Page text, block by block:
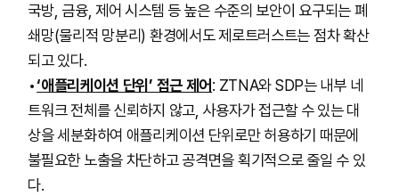
국방, 금융, 제어 시스템 등 높은 수준의 보안이 요구되는 폐
쇄망(물리적 망분리) 환경에서도 제로트러스트는 점차 확산
되고 있다.
‘애플리케이션 단위’ 접근 제어: ZTNA와 SDP는 내부 네
트워크 전체를 신뢰하지 않고, 사용자가 접근할 수 있는 대
상을 세분화하여 애플리케이션 단위로만 허용하기 때문에
불필요한 노출을 차단하고 공격면을 획기적으로 줄일 수 있
다.